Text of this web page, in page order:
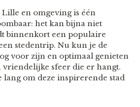
en omgeving is één
het kan bijna niet
binnenkort een populaire
stedentrip. Nu kun je de
voor zijn en optimaal genieten
vriendelijke sfeer die er hangt.
lang om deze inspirerende stad